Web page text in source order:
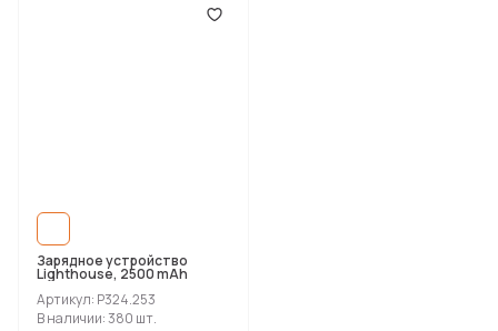
Зарядное устройство
Lighthouse, 2500 mAh
Артикул: P324.253
В наличии: 380 шт.